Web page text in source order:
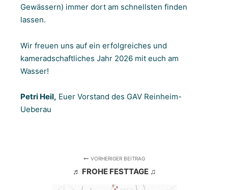
Gewässern) immer dort am schnellsten finden
lassen.
Wir freuen uns auf ein erfolgreiches und
kameradschaftliches Jahr 2026 mit euch am
Wasser!
Petri Heil, Euer Vorstand des GAV Reinheim-
Ueberau
VORHERIGER BEITRAG
♬ FROHE FESTTAGE ♫